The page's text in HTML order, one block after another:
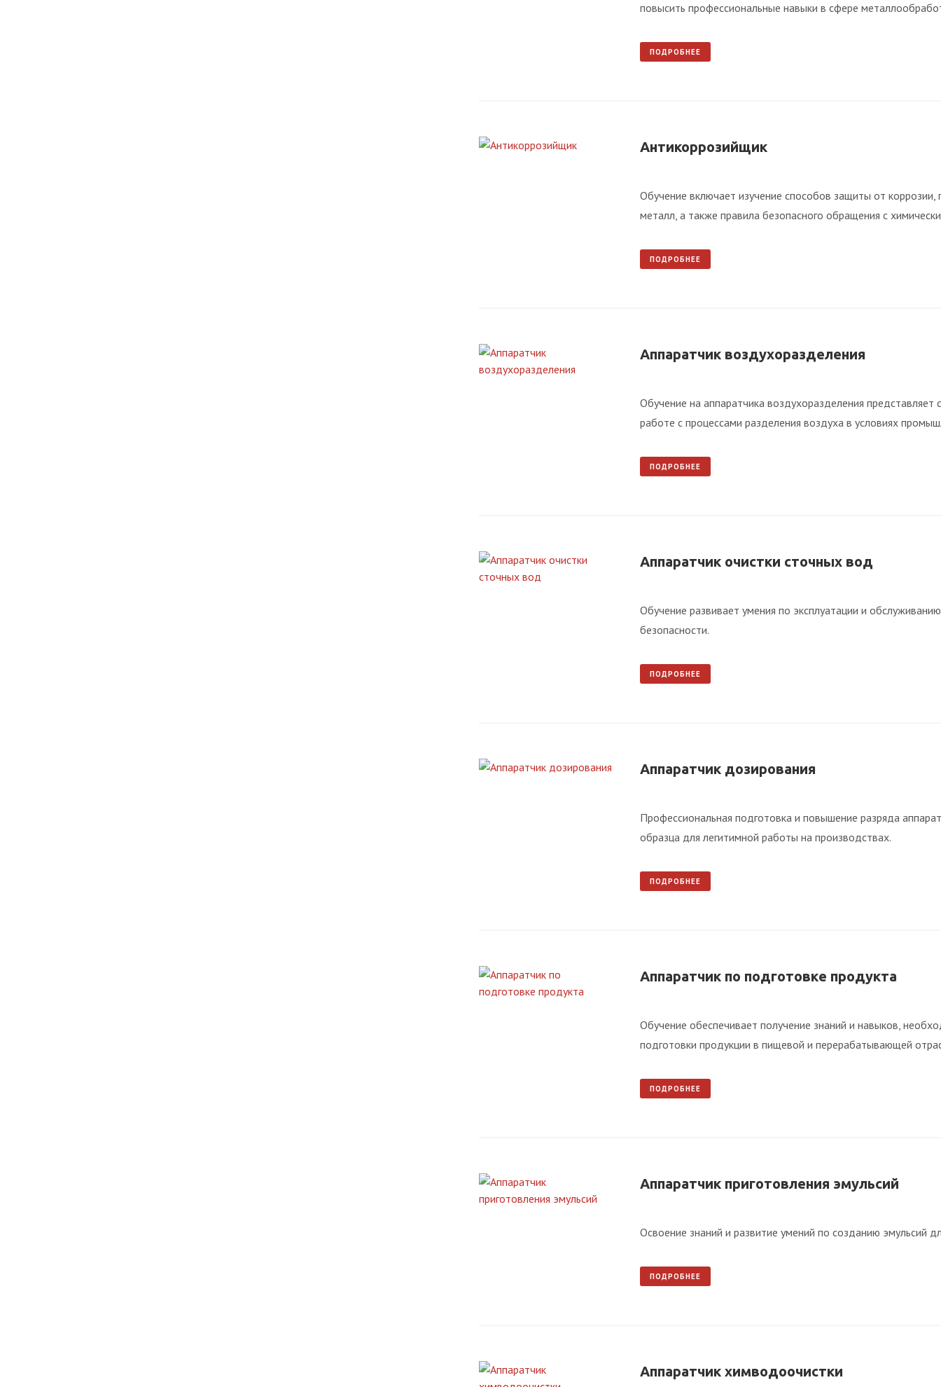
повысить профессиональные навыки в сфере
ПОДРОБНЕЕ
Антикоррозийщик
Обучение включает изучение способов защиты от
металл, а также правила безопасного обращения с
ПОДРОБНЕЕ
Аппаратчик воздухоразделения
Обучение на аппаратчика воздухоразделения
работе с процессами разделения воздуха в условиях
ПОДРОБНЕЕ
Аппаратчик очистки сточных вод
Обучение развивает умения по эксплуатации и
безопасности.
ПОДРОБНЕЕ
Аппаратчик дозирования
Профессиональная подготовка и повышение разряда
образца для легитимной работы на производствах.
ПОДРОБНЕЕ
Аппаратчик по подготовке продукта
Обучение обеспечивает получение знаний и навыков,
подготовки продукции в пищевой и перерабатывающей
ПОДРОБНЕЕ
Аппаратчик приготовления эмульсий
Освоение знаний и развитие умений по созданию эмульсий
ПОДРОБНЕЕ
Аппаратчик химводоочистки